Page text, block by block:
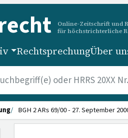
Online-Zeitschrift und
für höchstrichterliche
RechtsprechungÜber
BGH 2 ARs 69/00 - 27. September